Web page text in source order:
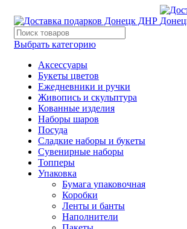
Выбрать категорию
Аксессуары
Букеты цветов
Ежедневники и ручки
Живопись и скульптура
Кованные изделия
Наборы шаров
Посуда
Сладкие наборы и букеты
Сувенирные наборы
Топперы
Упаковка
Бумага упаковочная
Коробки
Ленты и банты
Наполнители